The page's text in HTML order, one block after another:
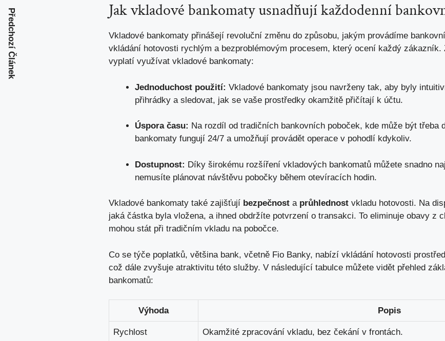
Jak vkladové bankomaty usnadňují každodenní
Vkladové bankomaty přinášejí revoluční změnu do způsobu, jakým provádíme
vkládání hotovosti rychlým a bezproblémovým procesem, který ocení každý zákazník.
vyplatí využívat vkladové bankomaty:
Jednoduchost použití: Vkladové bankomaty jsou navrženy tak, aby byly
přihrádky a sledovat, jak se vaše prostředky okamžitě přičítají k účtu.
Úspora času: Na rozdíl od tradičních bankovních poboček, kde může být třeba
bankomaty fungují 24/7 a umožňují provádět operace v pohodlí kdykoliv.
Dostupnost: Díky širokému rozšíření vkladových bankomatů můžete snadno
nemusíte plánovat návštěvu pobočky během otevíracích hodin.
Vkladové bankomaty také zajišťují bezpečnost a průhlednost vkladu hotovosti. Na
jaká částka byla vložena, a ihned obdržíte potvrzení o transakci. To eliminuje obavy z
mohou stát při tradičním vkladu na pobočce.
Co se týče poplatků, většina bank, včetně Fio Banky, nabízí vkládání hotovosti
což dále zvyšuje atraktivitu této služby. V následující tabulce můžete vidět přehled
bankomatů:
Výhoda Popis
Rychlost Okamžité zpracování vkladu, bez čekání v frontách.
Předchozí Článek